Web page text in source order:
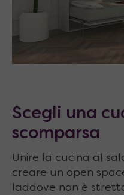
Scegli una
scomparsa
Unire la cucina al
creare un open
laddove non è